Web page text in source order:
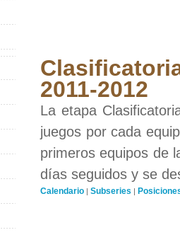
2011-2012
La etapa
juegos por cada
primeros equipos de
días seguidos y se
Calendario | Subseries |